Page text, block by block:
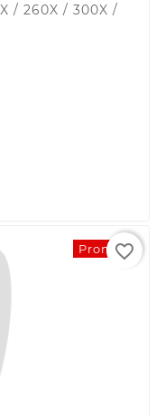
/ 260X / 300X /
Promo !
favorite_border